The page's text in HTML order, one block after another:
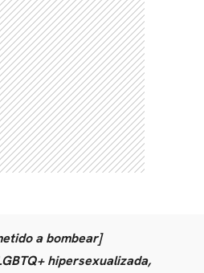
a bombear]
hipersexualizada,